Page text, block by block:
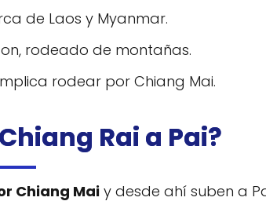
de Laos y Myanmar.
rodeado de montañas.
rodear por Chiang Mai.
Rai a Pai?
Chiang Mai y desde ahí suben a